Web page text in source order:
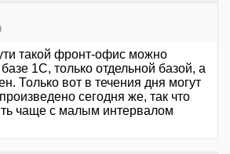
такой фронт-офис можно
1С, только отдельной базой, а
Только вот в течения дня могут
сегодня же, так что
чаще с малым интервалом